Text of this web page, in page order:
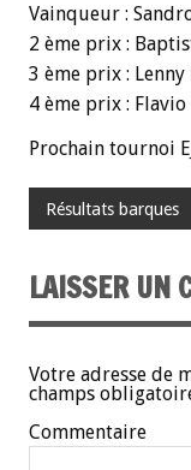
Vainqueur :
2 ème prix :
3 ème prix : Lenny
4 ème prix : Flavio
Prochain tournoi
Résultats barques
LAISSER UN
Votre adresse de
champs
Commentaire